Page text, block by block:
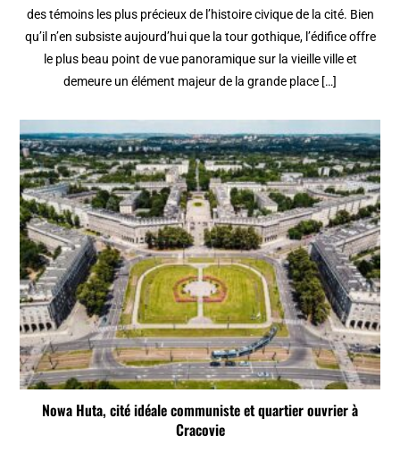
des témoins les plus précieux de l’histoire civique de la cité. Bien
qu’il n’en subsiste aujourd’hui que la tour gothique, l’édifice offre
le plus beau point de vue panoramique sur la vieille ville et
demeure un élément majeur de la grande place […]
Nowa Huta, cité idéale communiste et quartier ouvrier à
Cracovie